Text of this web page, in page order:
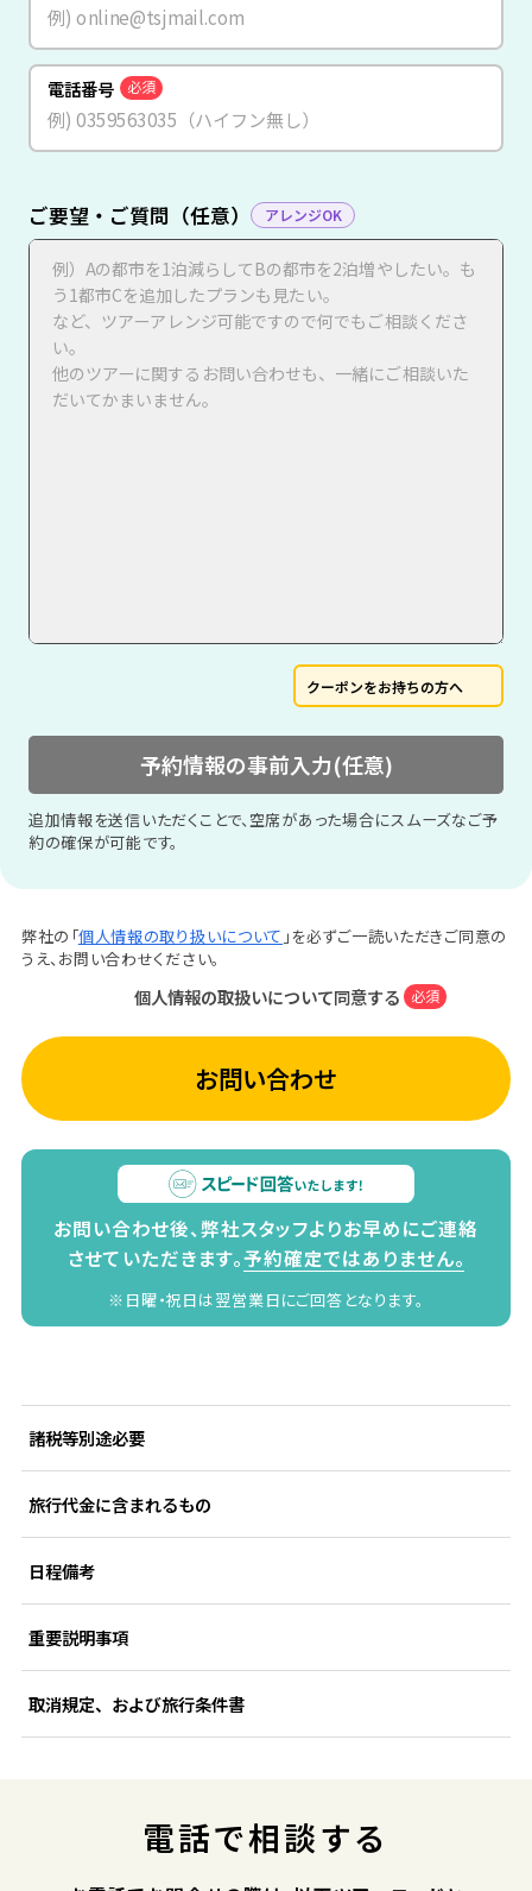
電話番号 必須
ご要望・ご質問（任意） アレンジOK
クーポンをお持ちの方へ
予約情報の事前入力(任意)
追加情報を送信いただくことで、空席があった場合にスムーズなご予
約の確保が可能です。
弊社の「個人情報の取り扱いについて 」を必ずご一読いただきご同意の
うえ、お問い合わせください。
個人情報の取扱いについて同意する 必須
お問い合わせ
お問い合わせ後、弊社スタッフよりお早めにご連絡
させていただきます。予約確定ではありません。
※日曜・祝日は翌営業日にご回答となります。
諸税等別途必要
旅行代金に含まれるもの
日程備考
重要説明事項
取消規定、および旅行条件書
電話で相談する